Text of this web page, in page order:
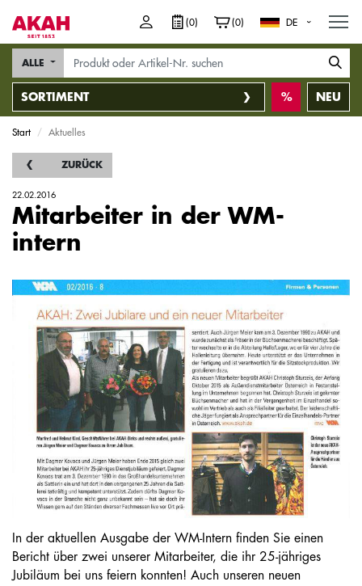
(0) (0) DE
SORTIMENT
ALLE
NEU
Start Aktuelles
ZURÜCK
22.02.2016
Mitarbeiter in der WM-
intern
In der aktuellen Ausgabe der WM-Intern finden Sie einen
Bericht über zwei unserer Mitarbeiter, die ihr 25-jähriges
Jubiläum bei uns feiern konnten! Auch unseren neuen